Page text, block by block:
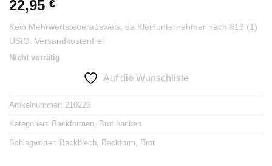
22,95 €
Kein Mehrwertsteuerausweis, da Kleinunternehmer nach §19 (1)
UStG. Versandkostenfrei
Nicht vorrätig
Auf die Wunschliste
Artikelnummer: 210226
Kategorien: Backformen, Brot backen
Schlagwörter: Backblech, Backform, Brot